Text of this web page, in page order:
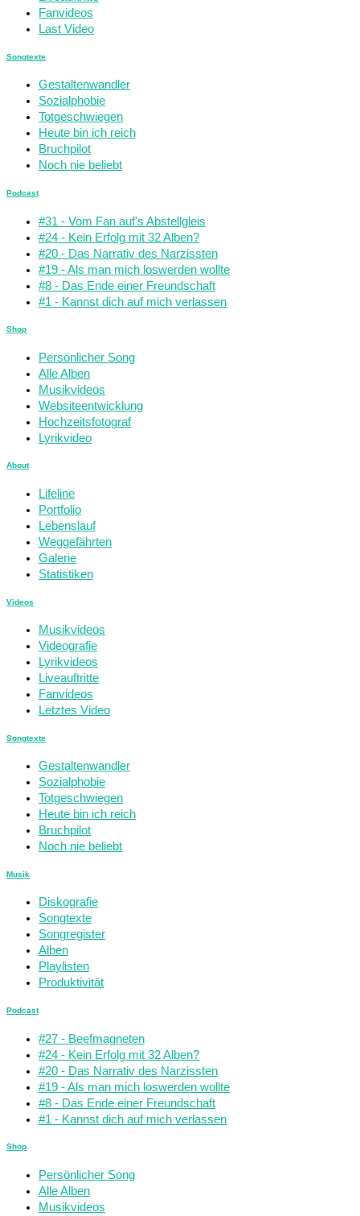
Fanvideos
Last Video
Songtexte
Gestaltenwandler
Sozialphobie
Totgeschwiegen
Heute bin ich reich
Bruchpilot
Noch nie beliebt
Podcast
#31 - Vom Fan auf's Abstellgleis
#24 - Kein Erfolg mit 32 Alben?
#20 - Das Narrativ des Narzissten
#19 - Als man mich loswerden wollte
#8 - Das Ende einer Freundschaft
#1 - Kannst dich auf mich verlassen
Shop
Persönlicher Song
Alle Alben
Musikvideos
Websiteentwicklung
Hochzeitsfotograf
Lyrikvideo
About
Lifeline
Portfolio
Lebenslauf
Weggefährten
Galerie
Statistiken
Videos
Musikvideos
Videografie
Lyrikvideos
Liveauftritte
Fanvideos
Letztes Video
Songtexte
Gestaltenwandler
Sozialphobie
Totgeschwiegen
Heute bin ich reich
Bruchpilot
Noch nie beliebt
Musik
Diskografie
Songtexte
Songregister
Alben
Playlisten
Produktivität
Podcast
#27 - Beefmagneten
#24 - Kein Erfolg mit 32 Alben?
#20 - Das Narrativ des Narzissten
#19 - Als man mich loswerden wollte
#8 - Das Ende einer Freundschaft
#1 - Kannst dich auf mich verlassen
Shop
Persönlicher Song
Alle Alben
Musikvideos